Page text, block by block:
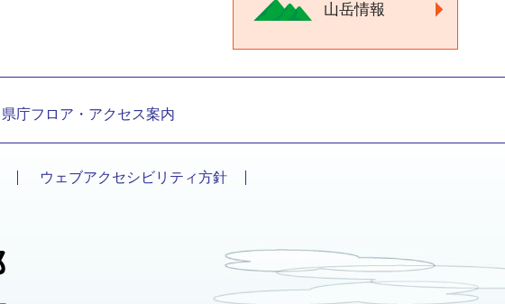
山岳情報
県庁フロア・アクセス案内
ウェブアクセシビリティ方針